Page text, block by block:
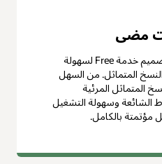
مضى
GoldenGate تمت إعادة تصميم خدمة Free لسهولة
المتماثل. من السهل
المتماثل المرئية
الشائعة وسهولة التشغيل
مؤتمتة بالكامل.